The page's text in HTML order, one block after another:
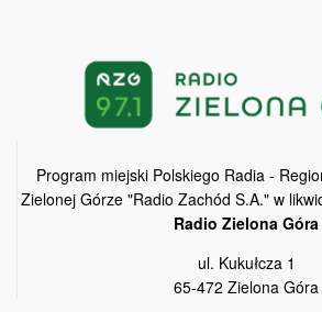
Program miejski Polskiego Radia -
Zielonej Górze "Radio Zachód S.A." w
Radio Zielona Góra
ul. Kukułcza 1
65-472 Zielona Góra